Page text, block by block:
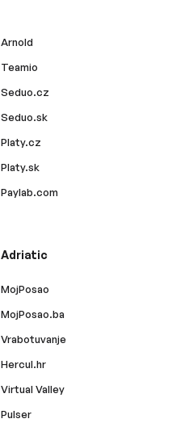
Arnold
Teamio
Seduo.cz
Seduo.sk
Platy.cz
Platy.sk
Paylab.com
Adriatic
MojPosao
MojPosao.ba
Vrabotuvanje
Hercul.hr
Virtual Valley
Pulser